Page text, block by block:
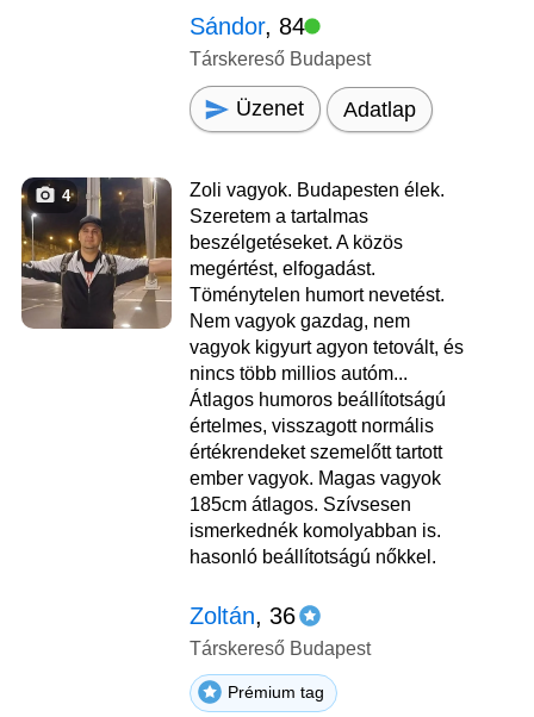
Sándor, 84
Társkereső Budapest
Üzenet Adatlap
4
Zoli vagyok. Budapesten élek.
Szeretem a tartalmas
beszélgetéseket. A közös
megértést, elfogadást.
Töménytelen humort nevetést.
Nem vagyok gazdag, nem
vagyok kigyurt agyon tetovált, és
nincs több millios autóm...
Átlagos humoros beállítotságú
értelmes, visszagott normális
értékrendeket szemelőtt tartott
ember vagyok. Magas vagyok
185cm átlagos. Szívsesen
ismerkednék komolyabban is.
hasonló beállítotságú nőkkel.
Zoltán, 36
Társkereső Budapest
Prémium tag